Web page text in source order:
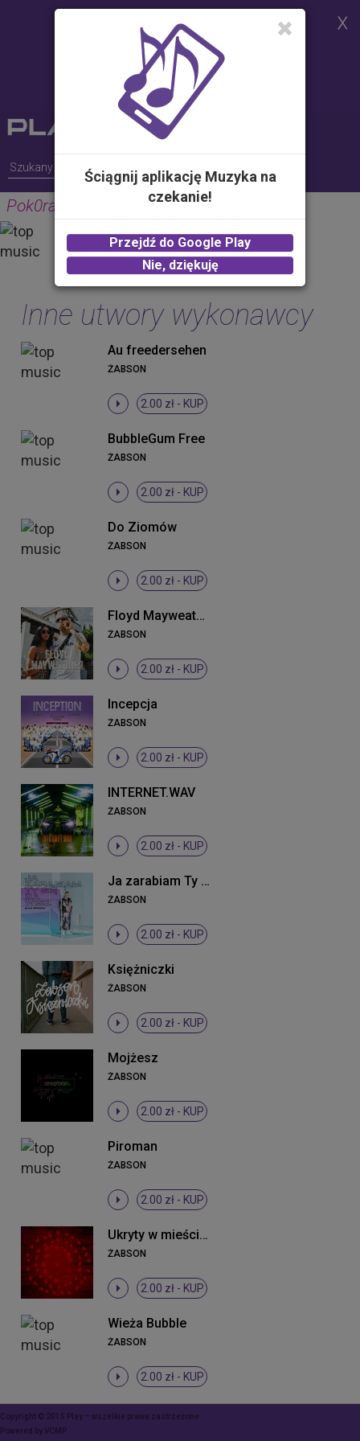
celu realizacji usług i zgodnie z
Polityką Plików Cookies.
Możesz określić warunki
przechowywania lub dostępu do
plików cookies w Twojej
przeglądarce
Pok0ra
ŻABSON
2.00 zł -KUP
Inne utwory wykonawcy
Au freedersehen
ŻABSON
2.00 zł - KUP
BubbleGum Free
ŻABSON
2.00 zł - KUP
Do Ziomów
ŻABSON
2.00 zł - KUP
Floyd Mayweather
ŻABSON
2.00 zł - KUP
Incepcja
ŻABSON
2.00 zł - KUP
INTERNET.WAV
ŻABSON
2.00 zł - KUP
Ja zarabiam Ty się bawisz
ŻABSON
2.00 zł - KUP
Księżniczki
ŻABSON
2.00 zł - KUP
Mojżesz
ŻABSON
2.00 zł - KUP
Piroman
ŻABSON
2.00 zł - KUP
Ukryty w mieście krzyk (Projekt tymczasem)
ŻABSON
2.00 zł - KUP
Wieża Bubble
ŻABSON
2.00 zł - KUP
Copyright © 2015 Play – wszelkie prawa zastrzeżone
Powered byVCMP
Ściągnij aplikację Muzyka na
czekanie!
Przejdź do Google Play
Nie, dziękuję